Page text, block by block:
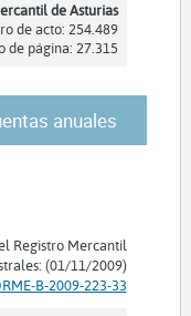
de Asturias
de acto: 254.489
de página: 27.315
anuales
Registro Mercantil
(01/11/2009)
B-2009-223-33